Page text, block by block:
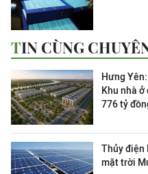
TIN CÙNG
Hưng
Khu nhà
776 tỷ
Thủy điện
mặt trời